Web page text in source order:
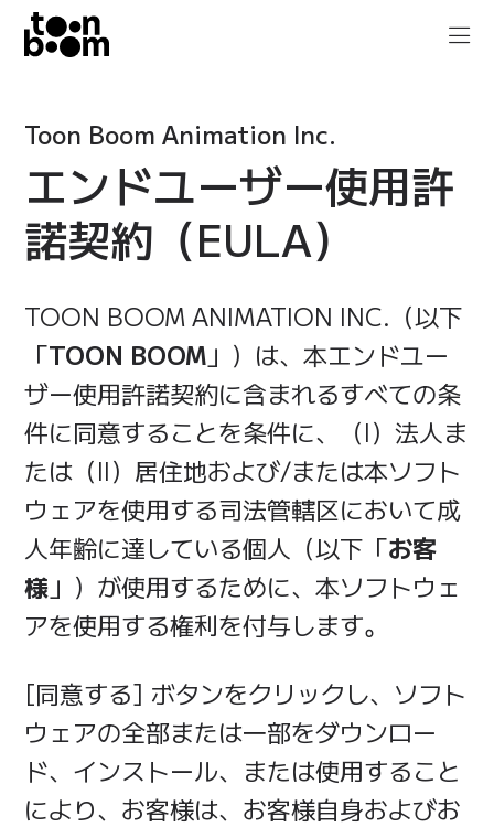
Toon Boom Animation Inc.
エンドユーザー使用許
諾契約（EULA）
TOON BOOM ANIMATION INC.（以下
「TOON BOOM 」）は、本エンドユー
ザー使用許諾契約に含まれるすべての条
件に同意することを条件に、（I）法人ま
たは（II）居住地および/または本ソフト
ウェアを使用する司法管轄区において成
人年齢に達している個人（以下「お客
様 」）が使用するために、本ソフトウェ
アを使用する権利を付与します。
[同意する] ボタンをクリックし、ソフト
ウェアの全部または一部をダウンロー
ド、インストール、または使用すること
により、お客様は、お客様自身およびお